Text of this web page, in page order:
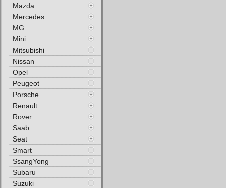
Mazda
Mercedes
MG
Mini
Mitsubishi
Nissan
Opel
Peugeot
Porsche
Renault
Rover
Saab
Seat
Smart
SsangYong
Subaru
Suzuki